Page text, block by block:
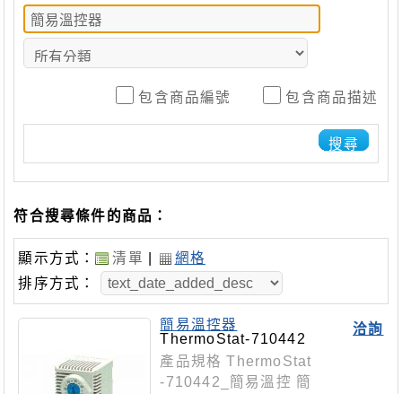
包含商品編號 包含商品描述
搜尋
符合搜尋條件的商品：
顯示方式： 清單
網格
排序方式：
洽詢
簡易溫控器
ThermoStat-710442
產品規格 ThermoStat
-710442_簡易溫控 簡